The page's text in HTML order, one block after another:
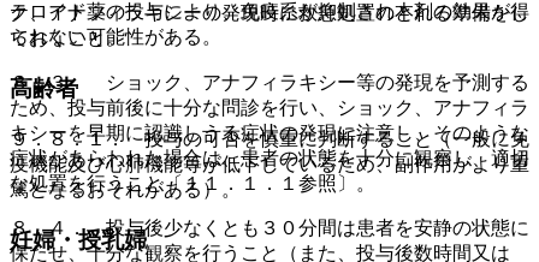
テロイド薬の投与により、免疫系が抑制され本剤の効果が得
られない可能性がある。
高齢者
９．８．１． 投与の可否を慎重に判断すること（一般に免
疫機能及び心肺機能等が低下しているため、副作用がより重
篤となるおそれがある）。
妊婦・授乳婦
ク、アナフィラキシーの発現時に救急処置のとれる準備をし
ておくこと。
８．３． ショック、アナフィラキシー等の発現を予測する
ため、投与前後に十分な問診を行い、ショック、アナフィラ
キシーを早期に認識しうる症状の発現に注意し、そのような
症状があらわれた場合は、患者の状態を十分に観察し、適切
な処置を行うこと〔１１．１．１参照〕。
８．４． 投与後少なくとも３０分間は患者を安静の状態に
保たせ、十分な観察を行うこと（また、投与後数時間又は